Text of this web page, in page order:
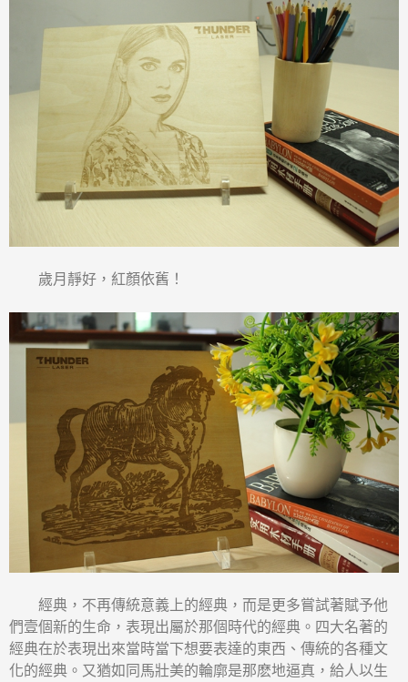
歲月靜好，紅顏依舊！
經典，不再傳統意義上的經典，而是更多嘗試著賦予他
們壹個新的生命，表現出屬於那個時代的經典。四大名著的
經典在於表現出來當時當下想要表達的東西、傳統的各種文
化的經典。又猶如同馬壯美的輪廓是那麽地逼真，給人以生